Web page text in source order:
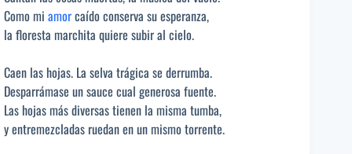
Como mi amorcaído conserva su esperanza,
la floresta marchita quiere subir al cielo.
Caen las hojas. La selva trágica se derrumba.
Desparrámase un sauce cual generosa fuente.
Las hojas más diversas tienen la misma tumba,
y entremezcladas ruedan en un mismo torrente.